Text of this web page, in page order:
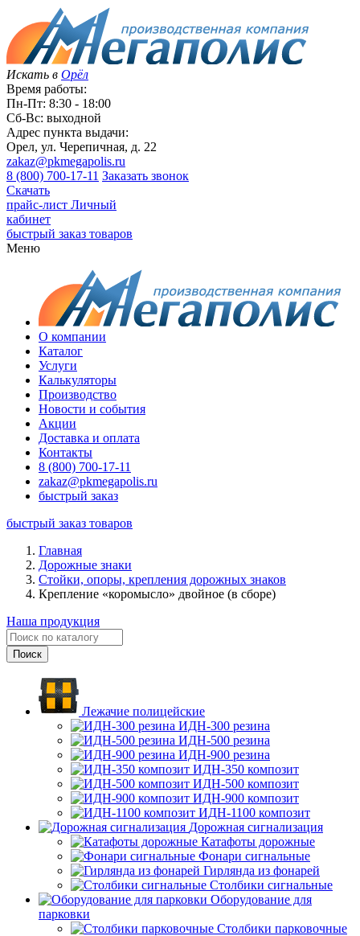
Искать в Орёл
Время работы:
Пн-Пт: 8:30 - 18:00
Сб-Вс: выходной
Адрес пункта выдачи:
Орел, ул. Черепичная, д. 22
zakaz@pkmegapolis.ru
8 (800) 700-17-11 Заказать звонок
Скачать
прайс-лист Личный
кабинет
быстрый заказ товаров
Меню
О компании
Каталог
Услуги
Калькуляторы
Производство
Новости и события
Акции
Доставка и оплата
Контакты
8 (800) 700-17-11
zakaz@pkmegapolis.ru
быстрый заказ
быстрый заказ товаров
Главная
Дорожные знаки
Стойки, опоры, крепления дорожных знаков
Крепление «коромысло» двойное (в сборе)
Наша продукция
Лежачие полицейские
ИДН-300 резина
ИДН-500 резина
ИДН-900 резина
ИДН-350 композит
ИДН-500 композит
ИДН-900 композит
ИДН-1100 композит
Дорожная сигнализация
Катафоты дорожные
Фонари сигнальные
Гирлянда из фонарей
Столбики сигнальные
Оборудование для
парковки
Столбики парковочные